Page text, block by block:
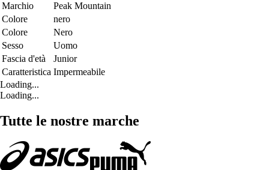
Marchio
Peak Mountain
Colore
nero
Colore
Nero
Sesso
Uomo
Fascia d'età
Junior
Caratteristica Impermeabile
Loading...
Loading...
Tutte le nostre marche